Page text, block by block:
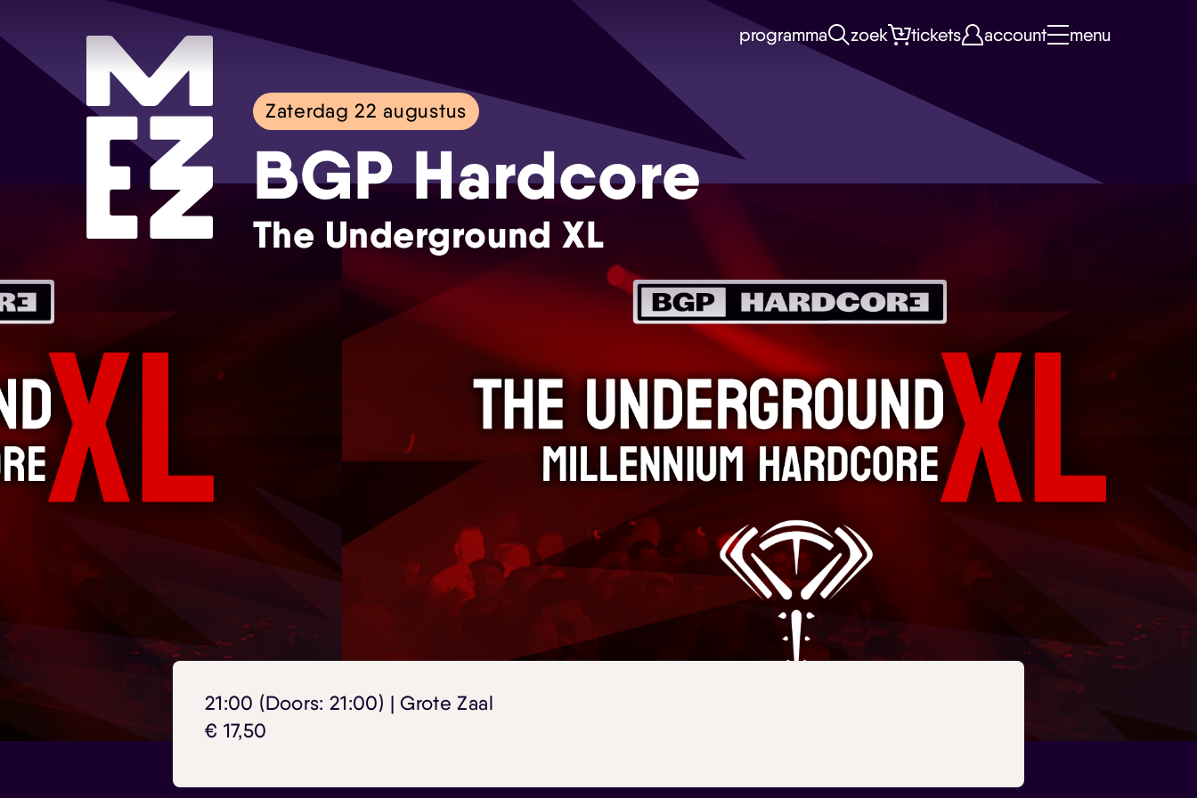
Skip navigatie
programma zoek tickets account menu
Zaterdag 22 augustus
BGP Hardcore
The Underground XL
21:00 (Doors: 21:00) | Grote Zaal
€ 17,50